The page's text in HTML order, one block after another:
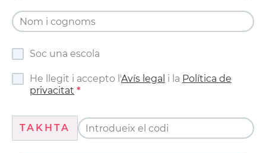
Soc una escola
He llegit i accepto l'Avís legal i la Política de
privacitat
TAKHTA